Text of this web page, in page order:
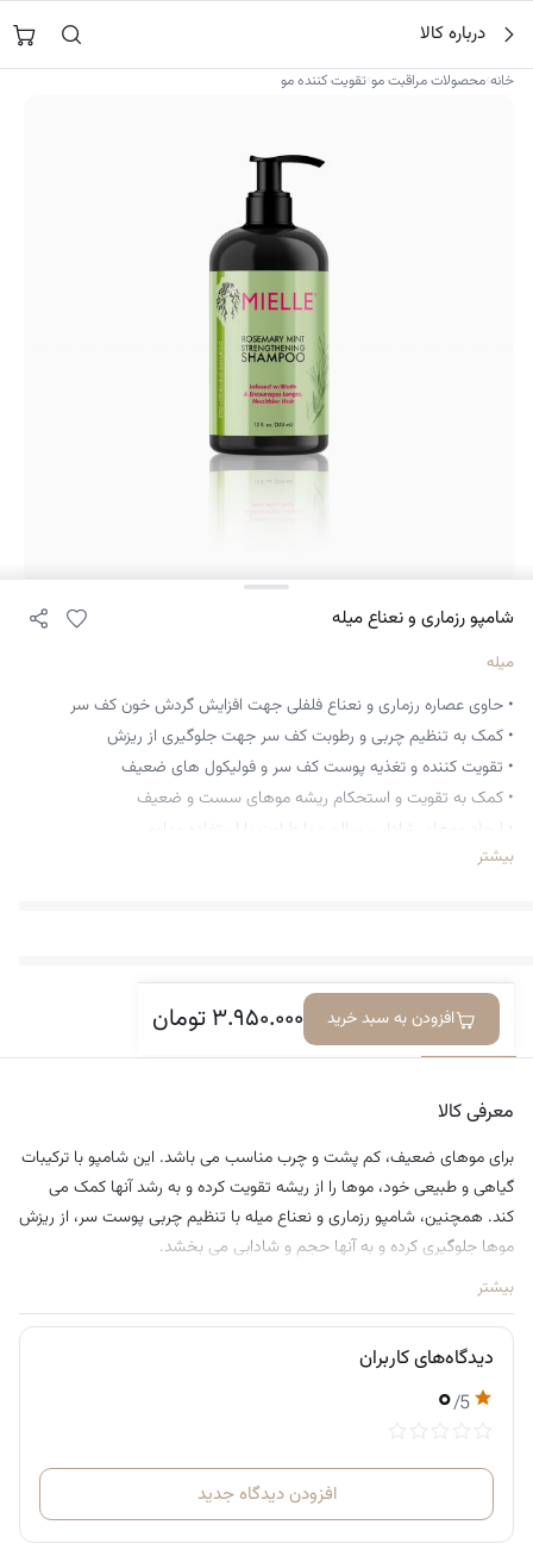
محتوا
جستجو در
درباره کالا
خانه›محصولات مراقبت مو›تقویت کننده مو
شامپو رزماری و نعناع میله
میله
• حاوی عصاره رزماری و نعناع فلفلی جهت افزایش گردش خون کف سر
• کمک به تنظیم چربی و رطوبت کف سر جهت جلوگیری از ریزش
• تقویت کننده و تغذیه پوست کف سر و فولیکول های ضعیف
• کمک به تقویت و استحکام ریشه موهای سست و ضعیف
• ایجاد موهای شاداب، سالم و با طراوت با استفاده مداوم
• حاوی ترکیبات طبیعی و گیاهی جهت تقویت ریشه موها
• فاقد سولفات و پارابن
• قابل استفاده برای بانوان و اقایان
• حجم 355 میل
بیشتر
۳.۹۵۰.۰۰۰تومان افزودن به سبد خریدمعرفی کالا دیدگاه‌ها
معرفی کالا
برای موهای ضعیف، کم پشت و چرب مناسب می باشد. این شامپو با ترکیبات
گیاهی و طبیعی خود، موها را از ریشه تقویت کرده و به رشد آنها کمک می
کند. همچنین، شامپو رزماری و نعناع میله با تنظیم چربی پوست سر، از ریزش
موها جلوگیری کرده و به آنها حجم و شادابی می بخشد.
بیشتر
دیدگاه‌های کاربران
۰/5
افزودن دیدگاه جدید